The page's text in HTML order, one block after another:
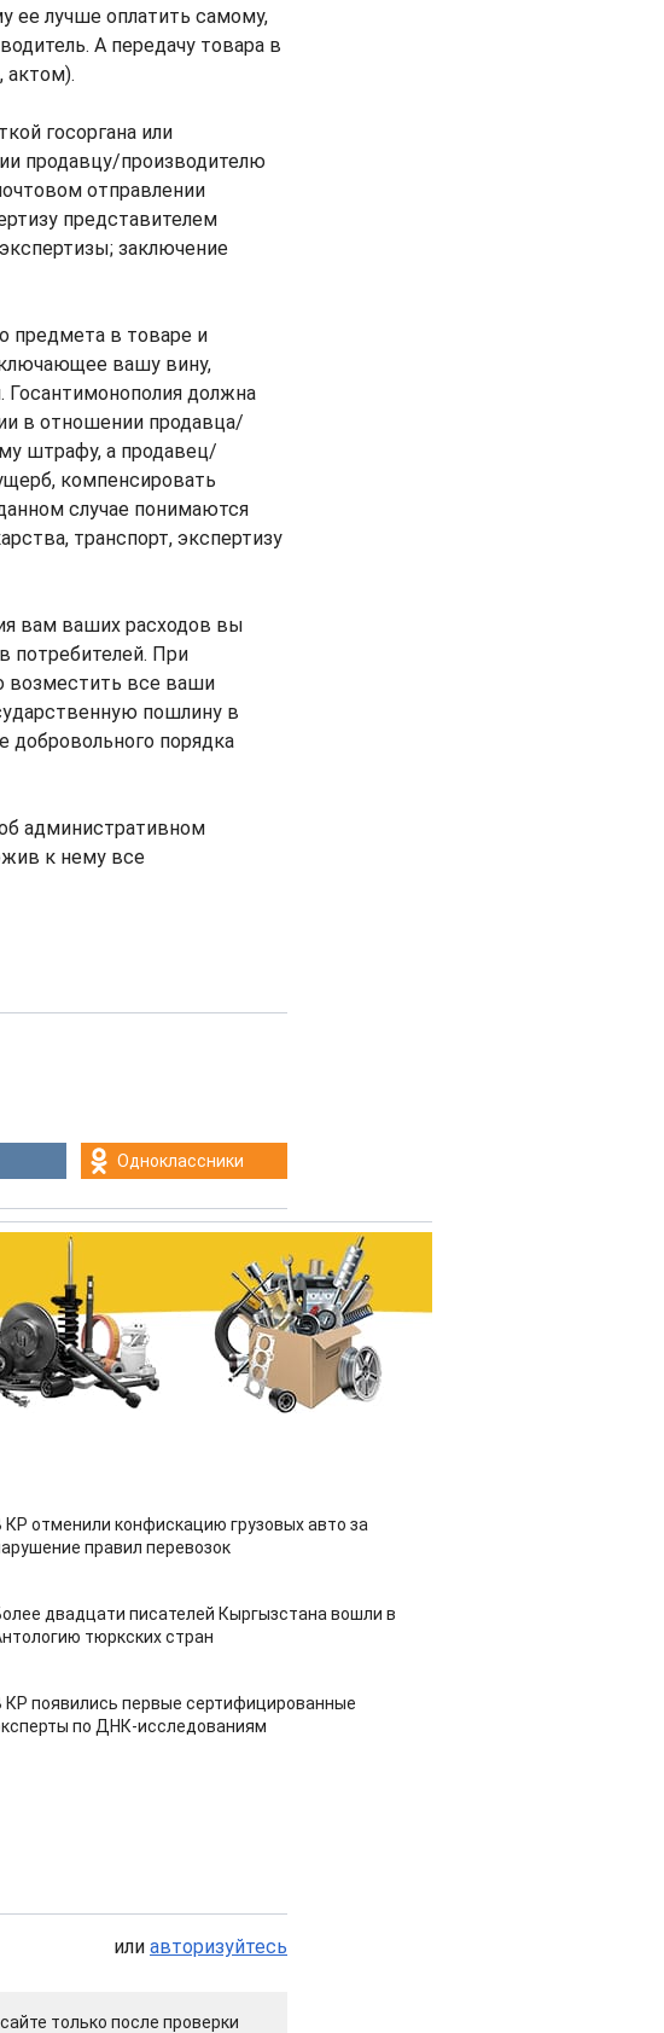
ее лучше оплатить самому,
А передачу товара в
актом).
госоргана или
продавцу/производителю
отправлении
представителем
заключение
предмета в товаре и
вашу вину,
Госантимонополия должна
в отношении продавца/
штрафу, а продавец/
компенсировать
случае понимаются
транспорт, экспертизу
вам ваших расходов вы
потребителей. При
возместить все ваши
пошлину в
порядка
административном
к нему все
Одноклассники
КР отменили конфискацию грузовых авто за
правил перевозок
двадцати писателей Кыргызстана вошли в
тюркских стран
КР появились первые сертифицированные
по ДНК-исследованиям
или авторизуйтесь
только после проверки